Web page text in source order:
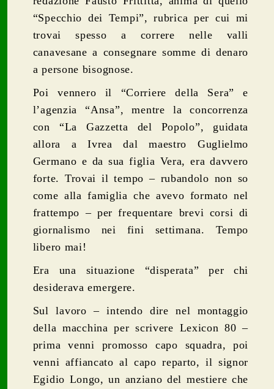
“Specchio dei Tempi”, rubrica per cui mi
trovai spesso a correre nelle valli
canavesane a consegnare somme di denaro
a persone bisognose.
Poi vennero il “Corriere della Sera” e
l’agenzia “Ansa”, mentre la concorrenza
con “La Gazzetta del Popolo”, guidata
allora a Ivrea dal maestro Guglielmo
Germano e da sua figlia Vera, era davvero
forte. Trovai il tempo – rubandolo non so
come alla famiglia che avevo formato nel
frattempo – per frequentare brevi corsi di
giornalismo nei fini settimana. Tempo
libero mai!
Era una situazione “disperata” per chi
desiderava emergere.
Sul lavoro – intendo dire nel montaggio
della macchina per scrivere Lexicon 80 –
prima venni promosso capo squadra, poi
venni affiancato al capo reparto, il signor
Egidio Longo, un anziano del mestiere che